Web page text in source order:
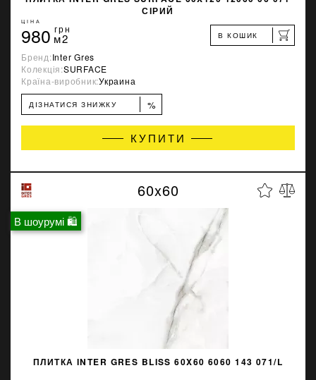
СІРИЙ
ЦІНА
980 грн
м2 В КОШИК
Бренд:Inter Gres
Колекція:SURFACE
Країна-виробник:Украина
ДІЗНАТИСЯ ЗНИЖКУ %
КУПИТИ
В шоурумі 🛍
60x60
ПЛИТКА INTER GRES BLISS 60X60 6060 143 071/L